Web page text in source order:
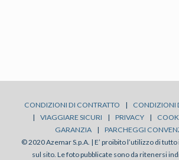
CONDIZIONI DI CONTRATTO |
CONDIZIONI
|
VIAGGIARE SICURI | PRIVACY |
GARANZIA
|
PARCHEGGI
© 2020 Azemar S.p.A. | E’ proibito l’utilizzo di
sul sito. Le foto pubblicate sono da ritenersi